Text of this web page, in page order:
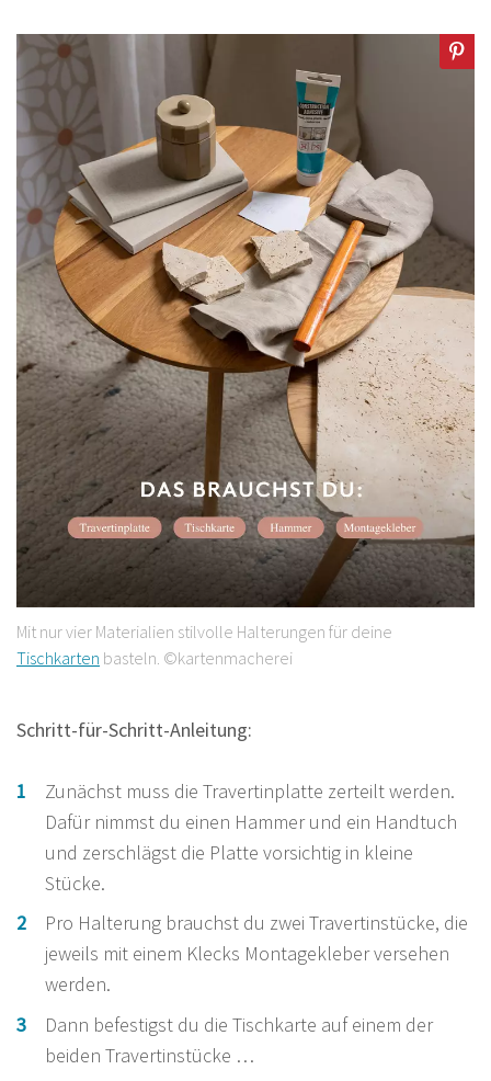
Mit nur vier Materialien stilvolle Halterungen für deine
Tischkarten basteln. ©kartenmacherei
Schritt-für-Schritt-Anleitung:
Zunächst muss die Travertinplatte zerteilt werden.
Dafür nimmst du einen Hammer und ein Handtuch
und zerschlägst die Platte vorsichtig in kleine
Stücke.
Pro Halterung brauchst du zwei Travertinstücke, die
jeweils mit einem Klecks Montagekleber versehen
werden.
Dann befestigst du die Tischkarte auf einem der
beiden Travertinstücke …